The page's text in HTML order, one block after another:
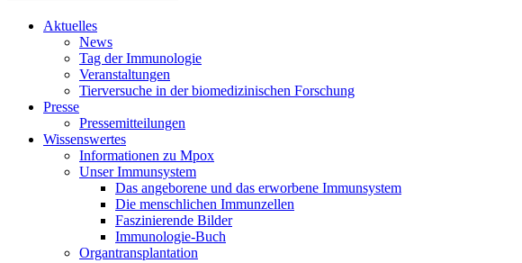
Aktuelles
News
Tag der Immunologie
Veranstaltungen
Tierversuche in der biomedizinischen Forschung
Presse
Pressemitteilungen
Wissenswertes
Informationen zu Mpox
Unser Immunsystem
Das angeborene und das erworbene Immunsystem
Die menschlichen Immunzellen
Faszinierende Bilder
Immunologie-Buch
Organtransplantation